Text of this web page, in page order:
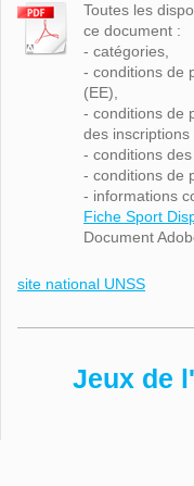
Toutes les
ce document :
- catégories,
- conditions de
(EE),
- conditions de
des inscriptions
- conditions
- conditions de
- informations
Fiche Sport
Document
site national UNSS
Jeux de